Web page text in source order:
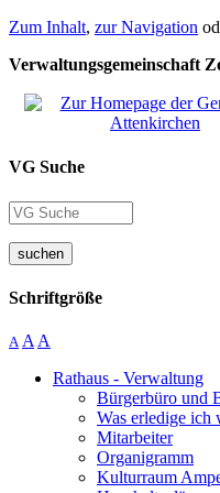
Zum Inhalt, zur Navigation
Verwaltungsgemeinschaft
VG Suche
suchen
Schriftgröße
A A A
Rathaus - Verwaltung
Bürgerbüro und
Was erledige ich
Mitarbeiter
Organigramm
Kulturraum